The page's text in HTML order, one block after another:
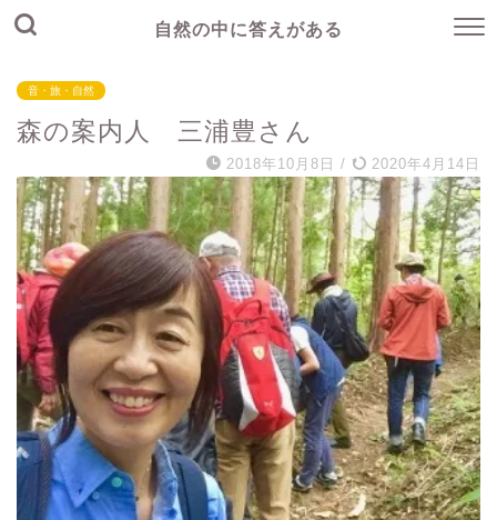
自然の中に答えがある
音・旅・自然
森の案内人 三浦豊さん
2018年10月8日 / 2020年4月14日